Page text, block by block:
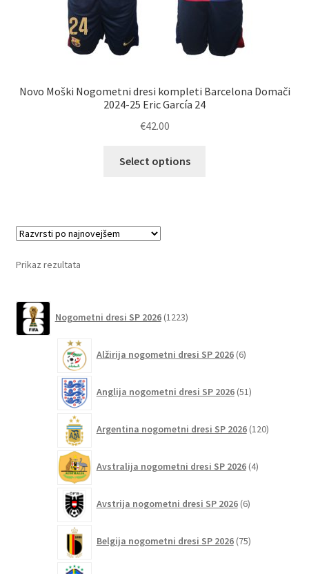
Novo Moški Nogometni dresi kompleti Barcelona Domači
2024-25 Eric García 24
€42.00
Select options
Prikaz rezultata
Nogometni dresi SP 2026 1223izdelkov
Alžirija nogometni dresi SP 2026 6izdelkov
Anglija nogometni dresi SP 2026 51izdelkov
Argentina nogometni dresi SP 2026 120izdelkov
Avstralija nogometni dresi SP 2026 4izdelki
Avstrija nogometni dresi SP 2026 6izdelkov
Belgija nogometni dresi SP 2026 75izdelkov